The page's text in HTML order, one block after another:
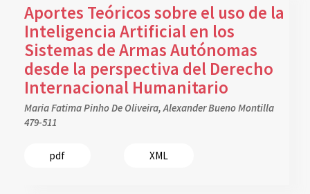
Aportes Teóricos sobre el uso de la
Inteligencia Artificial en los
Sistemas de Armas Autónomas
desde la perspectiva del Derecho
Internacional Humanitario
Maria Fatima Pinho De Oliveira, Alexander Bueno Montilla
479-511
pdf XML